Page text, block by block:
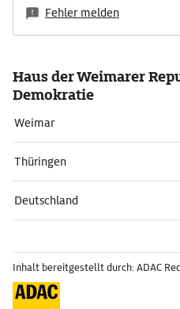
Fehler melden
Haus der Weimarer
Demokratie
Weimar
Thüringen
Deutschland
Inhalt bereitgestellt durch: ADAC